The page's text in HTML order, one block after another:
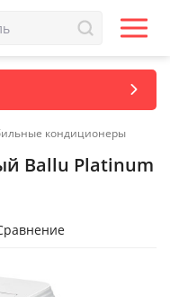
кондиционеры
Ballu Platinum